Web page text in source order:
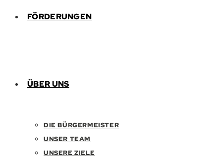
FÖRDERUNGEN
ÜBER UNS
DIE BÜRGERMEISTER
UNSER TEAM
UNSERE ZIELE